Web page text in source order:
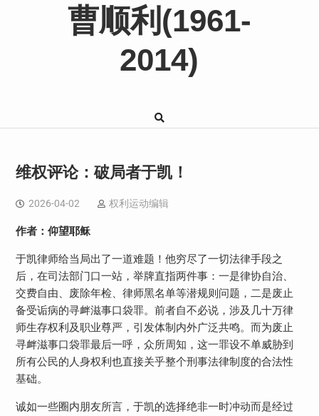
曹顺利(1961-
2014)
维权评论：破局者于凯！
2026-04-02 权利运动编辑
作者：仰望耶稣
于凯律师给当局出了一道难题！他穷尽了一切法律手段之
后，在司法部门口一站，举牌直指两件事：一是律协自治、
交费自由、废除年检、律师黑名单等潜规则问题，二是废止
备受诟病的寻衅滋事口袋罪。前者自不必说，涉及几十万律
师生存权利及职业尊严，引发体制内外广泛共鸣。而为废止
寻衅滋事口袋罪最后一呼，众所周知，这一罪设不单威胁到
所有公民的人身权利也直接关乎整个刑事法律制度的合法性
基础。
诚如一些圈内朋友所言，于凯的选择绝非一时冲动而是经过